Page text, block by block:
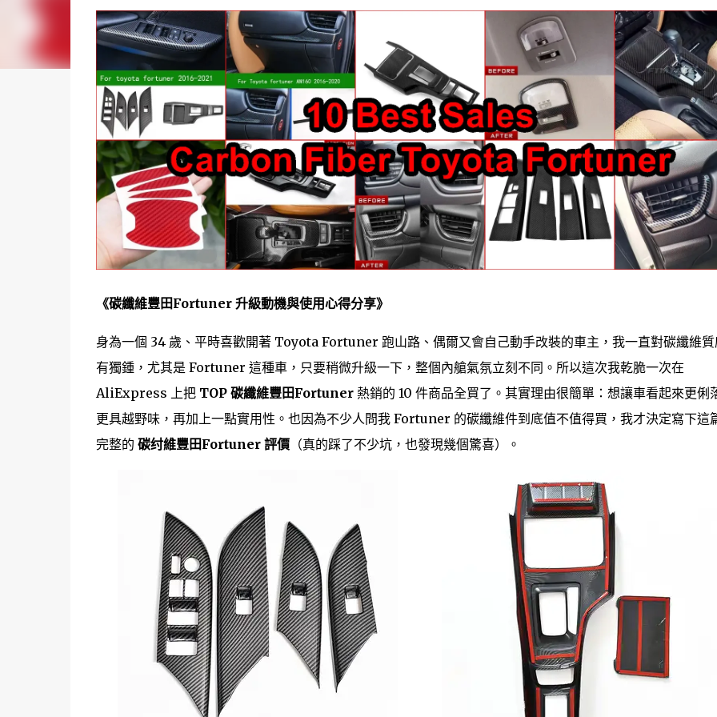
《碳纖維豐田Fortuner 升級動機與使用心得分享》
身為一個 34 歲、平時喜歡開著 Toyota Fortuner 跑山路、偶爾又會自己動手改裝的車主，我一直對碳纖維質
有獨鍾，尤其是 Fortuner 這種車，只要稍微升級一下，整個內艙氣氛立刻不同。所以這次我乾脆一次在
AliExpress 上把 TOP 碳纖維豐田Fortuner熱銷的 10 件商品全買了。其實理由很簡單：想讓車看起來更俐
更具越野味，再加上一點實用性。也因為不少人問我 Fortuner 的碳纖維件到底值不值得買，我才決定寫下這
完整的 碳纣維豐田Fortuner 評價（真的踩了不少坑，也發現幾個驚喜）。